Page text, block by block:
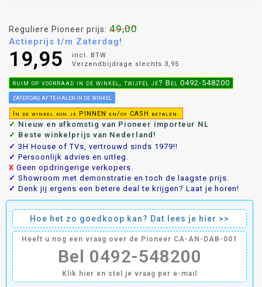
Reguliere Pioneer prijs: 49,00
Actieprijs t/m Zaterdag!
19,95
incl. BTW
Verzendbijdrage slechts 3,95
ruim op voorraad in de winkel, twijfel je? Bel 0492-548200
Zaterdag af te halen in de winkel
In de winkel kun je PINNEN en/of CASH betalen.
✓ Nieuw en afkomstig van Pioneer importeur NL
✓ Beste winkelprijs van Nederland!
✓ 3H House of TVs, vertrouwd sinds 1979!!
✓ Persoonlijk advies en uitleg.
X Geen opdringerige verkopers.
✓ Showroom met demonstratie en toch de laagste prijs.
✓ Denk jij ergens een betere deal te krijgen? Laat je horen!
Hoe het zo goedkoop kan? Dat lees je hier >>
Heeft u nog een vraag over de Pioneer CA-AN-DAB-001
Bel 0492-548200
Klik hier en stel je vraag per e-mail